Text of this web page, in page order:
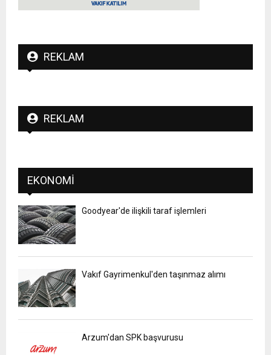
REKLAM
REKLAM
EKONOMI
Goodyear'de ilişkili taraf işlemleri
Vakıf Gayrimenkul'den taşınmaz alımı
Arzum'dan SPK başvurusu